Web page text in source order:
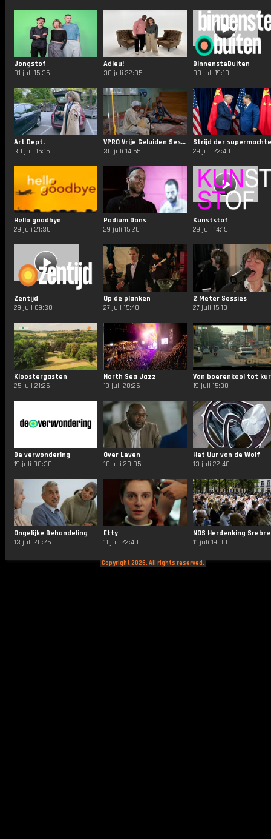
Jongstof
31 juli 15:35
Adieu!
30 juli 22:35
BinnensteBuiten
30 juli 19:10
Art Dept.
30 juli 15:15
VPRO Vrije Geluiden Sessies
30 juli 14:55
Strijd der
29 juli 22:40
Hello goodbye
29 juli 21:30
Podium Dans
29 juli 15:20
Kunststof
29 juli 14:15
Zentijd
29 juli 09:30
Op de planken
27 juli 15:40
2 Meter Sessies
27 juli 15:10
Kloostergasten
25 juli 21:25
North Sea Jazz
19 juli 20:25
19 juli 15:30
De verwondering
19 juli 08:30
Over Leven
18 juli 20:35
Het Uur van de Wolf
13 juli 22:40
Ongelijke Behandeling
13 juli 20:25
Etty
11 juli 22:40
11 juli 19:00
Copyright 2026. All rights reserved.